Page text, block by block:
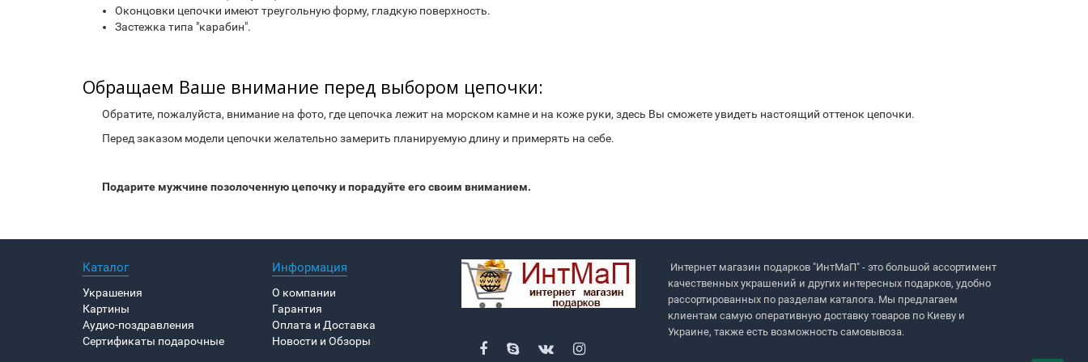
Оконцовки цепочки имеют треугольную форму, гладкую поверхность.
Застежка типа "карабин".
Обращаем Ваше внимание перед выбором цепочки:
Обратите, пожалуйста, внимание на фото, где цепочка лежит на морском камне и на коже руки, здесь Вы сможете увидеть настоящий оттенок цепочки.
Перед заказом модели цепочки желательно замерить планируемую длину и примерять на себе.
Подарите мужчине позолоченную цепочку и порадуйте его своим вниманием.
Каталог
Украшения
Картины
Аудио-поздравления
Сертификаты подарочные
Информация
О компании
Гарантия
Оплата и Доставка
Новости и Обзоры
Интернет магазин подарков "ИнтМаП" - это большой ассортимент
качественных украшений и других интересных подарков, удобно
рассортированных по разделам каталога. Мы предлагаем
клиентам самую оперативную доставку товаров по Киеву и
Украине, также есть возможность самовывоза.